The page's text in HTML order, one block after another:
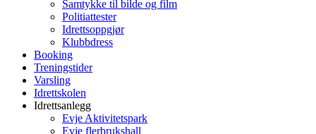
Samtykke til bilde og film
Politiattester
Idrettsoppgjør
Klubbdress
Booking
Treningstider
Varsling
Idrettskolen
Idrettsanlegg
Evje Aktivitetspark
Evje flerbrukshall